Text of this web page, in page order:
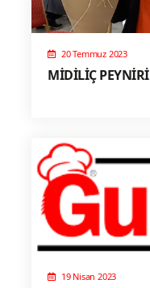
20 Temmuz 2023
MİDİLİÇ PEYNİRİ
19 Nisan 2023